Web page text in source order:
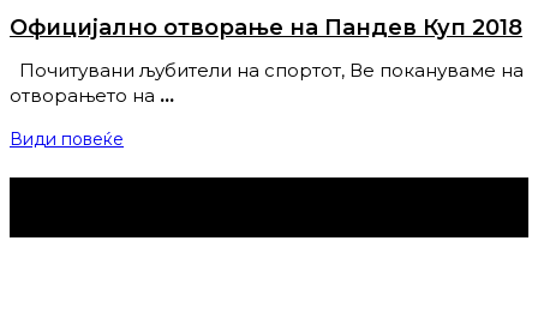
Официјално отворање на Пандев Куп 2018
Почитувани љубители на спортот, Ве покануваме на
отворањето на …
Види повеќе